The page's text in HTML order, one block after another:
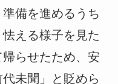
備を進めるうち
える様子を見た
らせたため、安
未聞」と貶めら